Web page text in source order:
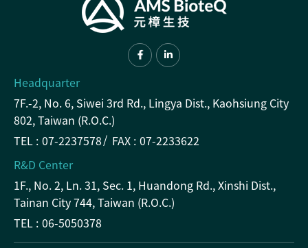
Headquarter
7F.-2, No. 6, Siwei 3rd Rd., Lingya Dist., Kaohsiung City
802, Taiwan (R.O.C.)
TEL : 07-2237578 FAX : 07-2233622
R&D Center
1F., No. 2, Ln. 31, Sec. 1, Huandong Rd., Xinshi Dist.,
Tainan City 744, Taiwan (R.O.C.)
TEL : 06-5050378